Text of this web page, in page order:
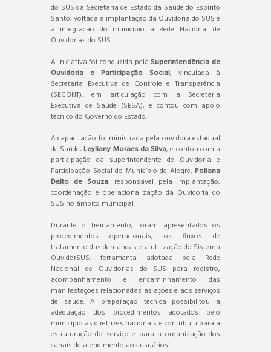
do SUS da Secretaria de Estado da Saúde do Espírito
Santo, voltada à implantação da Ouvidoria do SUS e
à integração do município à Rede Nacional de
Ouvidorias do SUS.
A iniciativa foi conduzida pela Superintendência de
Ouvidoria e Participação Social, vinculada à
Secretaria Executiva de Controle e Transparência
(SECONT), em articulação com a Secretaria
Executiva de Saúde (SESA), e contou com apoio
técnico do Governo do Estado.
A capacitação foi ministrada pela ouvidora estadual
de Saúde,Leyliany Moraes da Silva, e contou com a
participação da superintendente de Ouvidoria e
Participação Social do Município de Alegre, Poliana
Dalto de Souza, responsável pela implantação,
coordenação e operacionalização da Ouvidoria do
SUS no âmbito municipal.
Durante o treinamento, foram apresentados os
procedimentos operacionais, os fluxos de
tratamento das demandas e a utilização do Sistema
OuvidorSUS, ferramenta adotada pela Rede
Nacional de Ouvidorias do SUS para registro,
acompanhamento e encaminhamento das
manifestações relacionadas às ações e aos serviços
de saúde. A preparação técnica possibilitou a
adequação dos procedimentos adotados pelo
município às diretrizes nacionais e contribuiu para a
estruturação do serviço e para a organização dos
canais de atendimento aos usuários.